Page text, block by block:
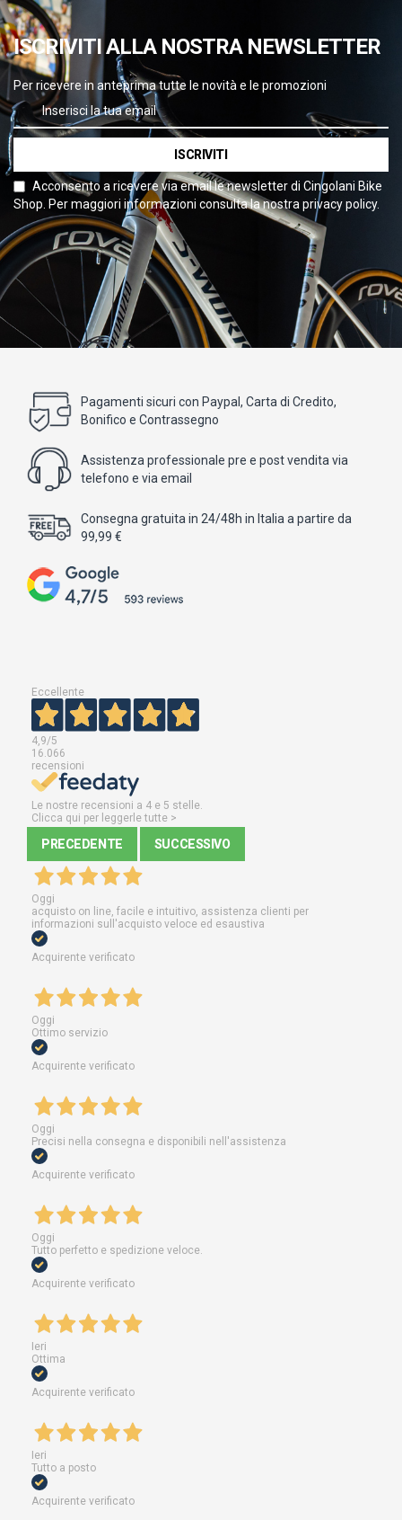
ISCRIVITI ALLA NOSTRA NEWSLETTER
Per ricevere in anteprima tutte le novità e le promozioni
ISCRIVITI
Acconsento a ricevere via email le newsletter di Cingolani Bike
Shop. Per maggiori informazioni consulta la nostra privacy policy.
Pagamenti sicuri con Paypal, Carta di Credito,
Bonifico e Contrassegno
Assistenza professionale pre e post vendita via
telefono e via email
Consegna gratuita in 24/48h in Italia a partire da
99,99 €
Eccellente
4,9/5
16.066
recensioni
Le nostre recensioni a 4 e 5 stelle.
Clicca qui per leggerle tutte >
PRECEDENTE SUCCESSIVO
Oggi
acquisto on line, facile e intuitivo, assistenza clienti per
informazioni sull'acquisto veloce ed esaustiva
Acquirente verificato
Oggi
Ottimo servizio
Acquirente verificato
Oggi
Precisi nella consegna e disponibili nell'assistenza
Acquirente verificato
Oggi
Tutto perfetto e spedizione veloce.
Acquirente verificato
Ieri
Ottima
Acquirente verificato
Ieri
Tutto a posto
Acquirente verificato